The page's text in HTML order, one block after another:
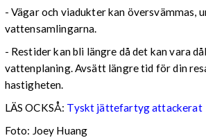
- Vägar och viadukter kan översvämmas,
vattensamlingarna.
- Restider kan bli längre då det kan vara
vattenplaning. Avsätt längre tid för din
hastigheten.
LÄS OCKSÅ: Tyskt jättefartyg attackerat
Foto: Joey Huang